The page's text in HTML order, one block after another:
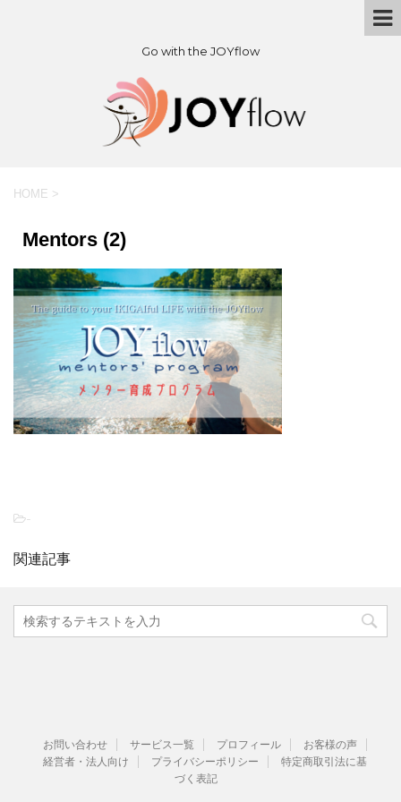
Go with the JOYflow
HOME >
Mentors (2)
-
関連記事
お問い合わせ サービス一覧 プロフィール
お客様の声
経営者・法人向け
プライバシーポリシー
特定商取引法に基
づく表記